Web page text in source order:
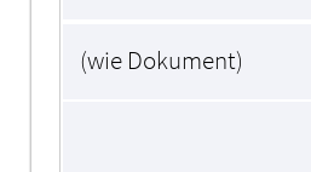
(wie Dokument)